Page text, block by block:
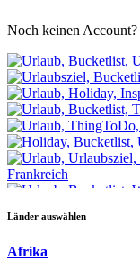
Noch keinen Account?
Länder auswählen
Afrika